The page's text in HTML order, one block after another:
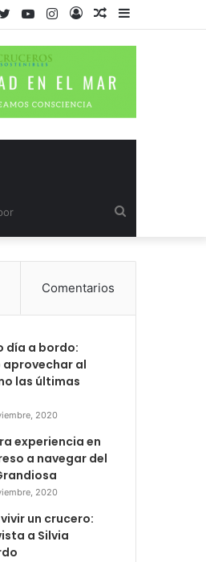
Barra
Publicación
Acceso
Instagram
YouTube
Twitter
por
Comentarios
día a bordo:
aprovechar al
las últimas
2020
experiencia en
a navegar del
2020
un crucero:
a Silvia